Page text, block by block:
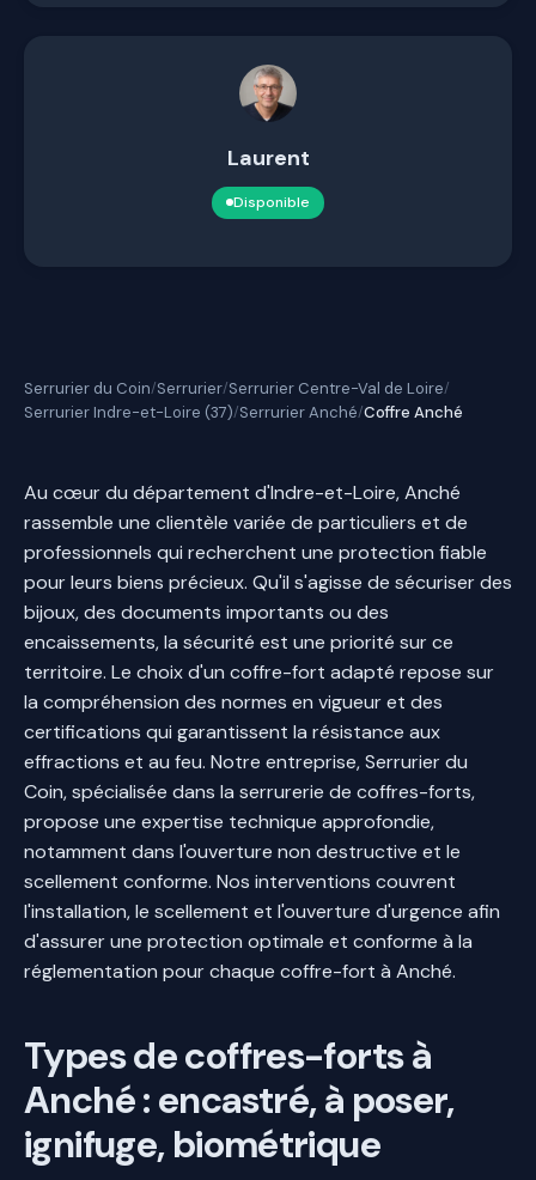
Laurent
Disponible
Serrurier du Coin/Serrurier/Serrurier Centre-Val de Loire/
Serrurier Indre-et-Loire (37)/Serrurier Anché/Coffre Anché
Au cœur du département d'Indre-et-Loire, Anché
rassemble une clientèle variée de particuliers et de
professionnels qui recherchent une protection fiable
pour leurs biens précieux. Qu'il s'agisse de sécuriser des
bijoux, des documents importants ou des
encaissements, la sécurité est une priorité sur ce
territoire. Le choix d'un coffre-fort adapté repose sur
la compréhension des normes en vigueur et des
certifications qui garantissent la résistance aux
effractions et au feu. Notre entreprise, Serrurier du
Coin, spécialisée dans la serrurerie de coffres-forts,
propose une expertise technique approfondie,
notamment dans l'ouverture non destructive et le
scellement conforme. Nos interventions couvrent
l'installation, le scellement et l'ouverture d'urgence afin
d'assurer une protection optimale et conforme à la
réglementation pour chaque coffre-fort à Anché.
Types de coffres-forts à
Anché : encastré, à poser,
ignifuge, biométrique